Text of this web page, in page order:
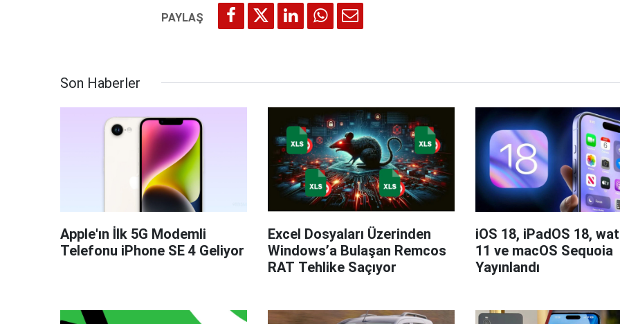
Son Haberler
Apple'ın İlk 5G Modemli
Telefonu iPhone SE 4 Geliyor
Excel Dosyaları Üzerinden
Windows’a Bulaşan Remcos
RAT Tehlike Saçıyor
iOS 18, iPadOS 18,
11 ve macOS Sequoia
Yayınlandı